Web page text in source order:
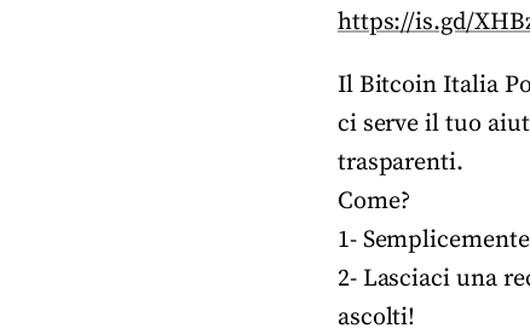
https://is.gd/
Il Bitcoin Italia
ci serve il tuo
trasparenti.
Come?
1-
2- Lasciaci una
ascolti!